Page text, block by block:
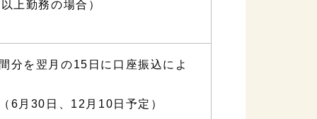
上勤務の場合）
分を翌月の15日に口座振込によ
6月30日、12月10日予定）